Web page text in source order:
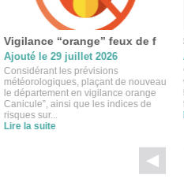
Vigilance “orange” feux de f
Ajouté le 29 juillet 2026
Considérant les prévisions
météorologiques, plaçant de nouveau
le département en vigilance orange
Canicule”, ainsi que les indices de
risques sur...
Lire la suite